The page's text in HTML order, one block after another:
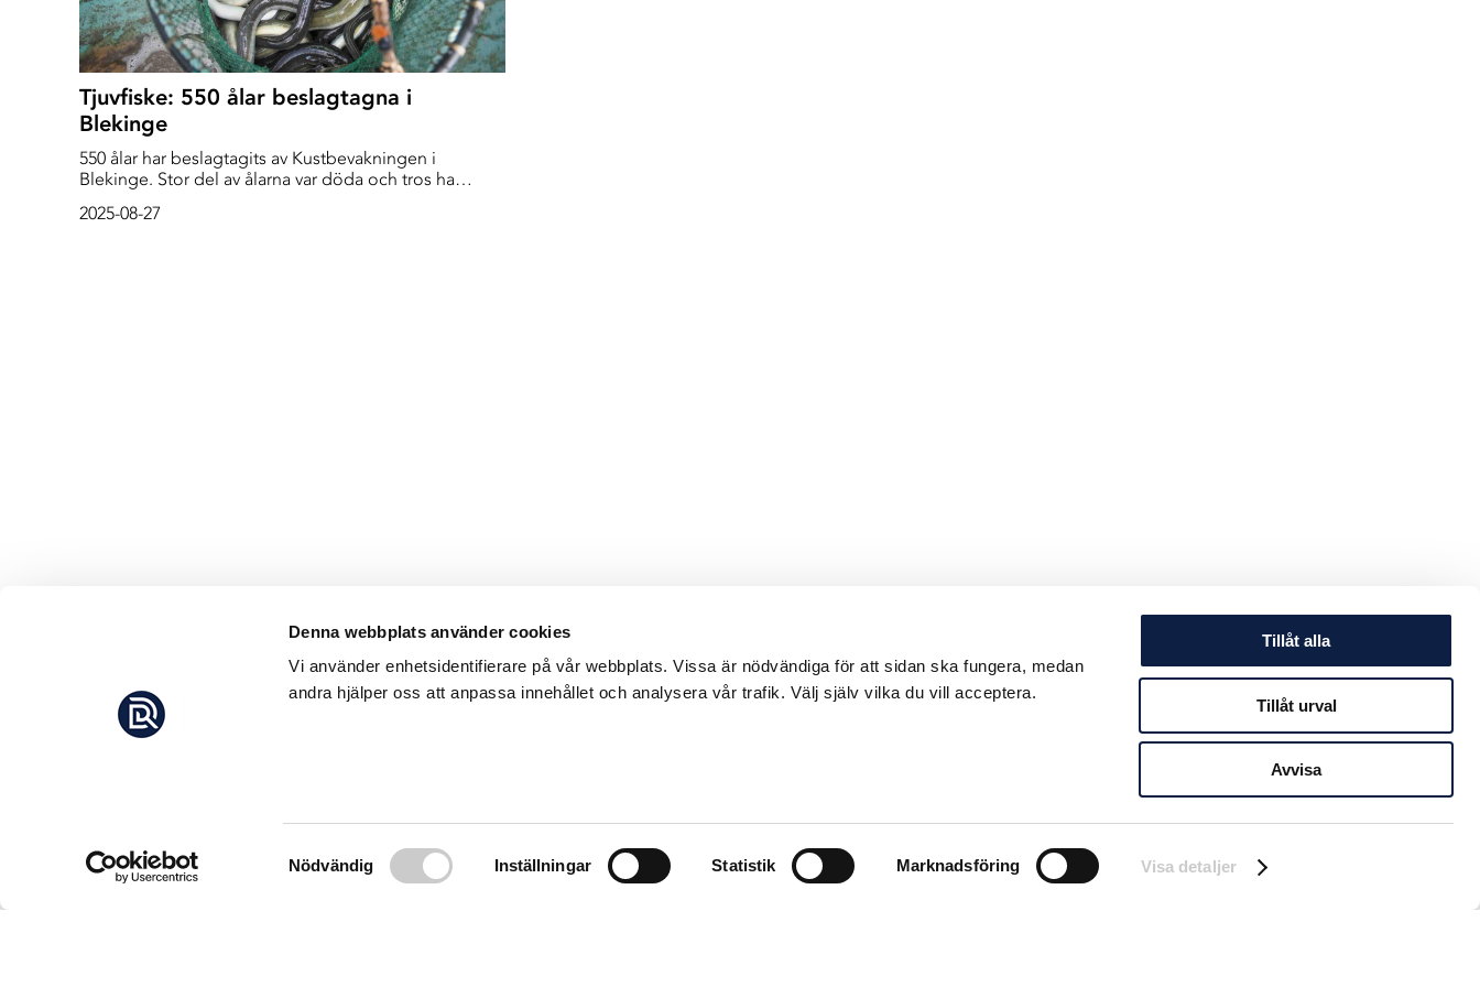
Denna webbplats använder cookies
Vi använder enhetsidentifierare på vår webbplats. Vissa är nödvändiga för att sidan ska fungera, medan
andra hjälper oss att anpassa innehållet och analysera vår trafik. Välj själv vilka du vill acceptera.
Samtyckesval
Nödvändig Inställningar Statistik Marknadsföring Visa detaljer
Tillåt alla
Tillåt urval
Avvisa
Tjuvfiske: 550 ålar beslagtagna i
Blekinge
550 ålar har beslagtagits av Kustbevakningen i
Blekinge. Stor del av ålarna var döda och tros ha
brott har inletts.
2025-08-27